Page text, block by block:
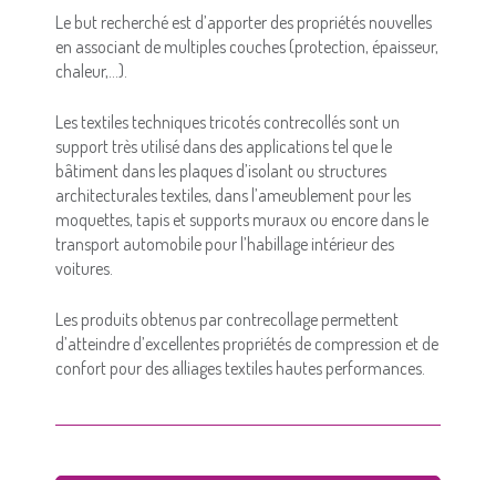
Le but recherché est d’apporter des propriétés nouvelles
en associant de multiples couches (protection, épaisseur,
chaleur,…).
Les textiles techniques tricotés contrecollés sont un
support très utilisé dans des applications tel que le
bâtiment dans les plaques d’isolant ou structures
architecturales textiles, dans l’ameublement pour les
moquettes, tapis et supports muraux ou encore dans le
transport automobile pour l’habillage intérieur des
voitures.
Les produits obtenus par contrecollage permettent
d’atteindre d’excellentes propriétés de compression et de
confort pour des alliages textiles hautes performances.